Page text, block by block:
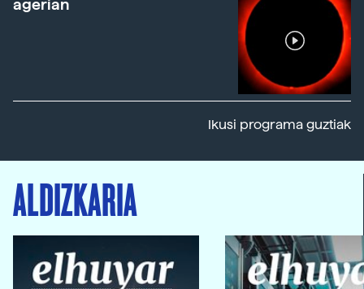
agerian
Ikusi programa guztiak
ALDIZKARIA